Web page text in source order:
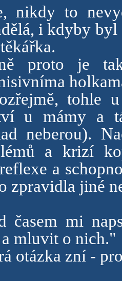
nikdy to
i kdyby byl
proto je
u mámy a
neberou).
a krizí
a
zpravidla jiné
časem mi
mluvit o nich."
otázka zní -